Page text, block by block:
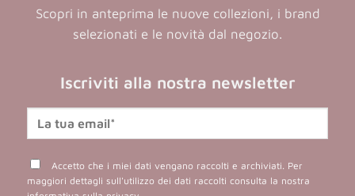
Scopri in anteprima le nuove collezioni, i brand
selezionati e le novità dal negozio.
Iscriviti alla nostra newsletter
Accetto che i miei dati vengano raccolti e archiviati. Per
maggiori dettagli sull'utilizzo dei dati raccolti consulta la nostra